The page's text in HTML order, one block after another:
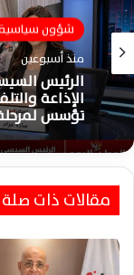
شؤون
منذ أسبوعين
الرئيس
الإذاعة
تؤسس
مقالات ذات صلة